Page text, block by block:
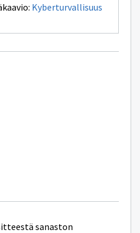
Kyberturvallisuus
sanaston